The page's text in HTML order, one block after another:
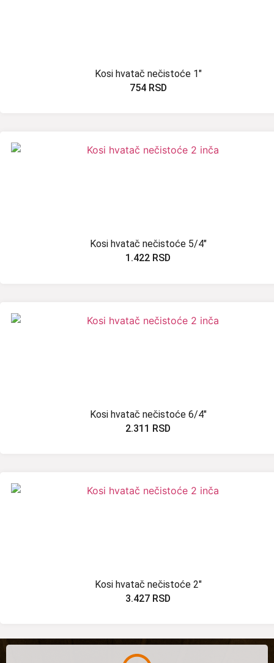
Kosi hvatač nečistoće 1″
754 RSD
Kosi hvatač nečistoće 5/4″
1.422 RSD
Kosi hvatač nečistoće 6/4″
2.311 RSD
Kosi hvatač nečistoće 2″
3.427 RSD